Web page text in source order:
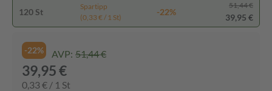
120 St
Spartipp
(0,33 € / 1 St)
-22%
51,44 €
39,95 €
-22% AVP: 51,44 €
39,95 €
0,33 € / 1 St